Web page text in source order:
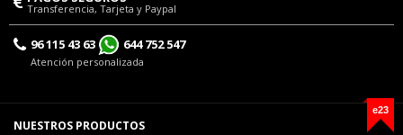
Transferencia, Tarjeta y Paypal
96 115 43 63 644 752 547
Atención personalizada
e23
NUESTROS PRODUCTOS